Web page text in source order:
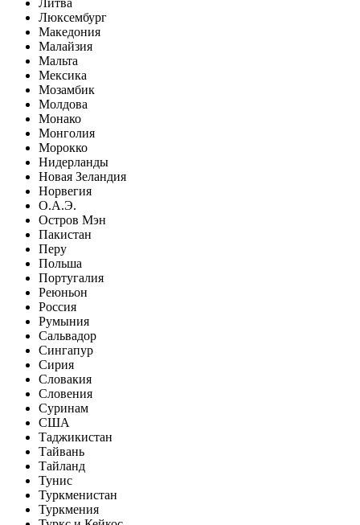
Люксембург
Македония
Малайзия
Мальта
Мексика
Мозамбик
Молдова
Монако
Монголия
Морокко
Нидерланды
Новая Зеландия
Норвегия
О.А.Э.
Остров Мэн
Пакистан
Перу
Польша
Португалия
Реюньон
Россия
Румыния
Сальвадор
Сингапур
Сирия
Словакия
Словения
Суринам
США
Таджикистан
Тайвань
Тайланд
Тунис
Туркменистан
Туркмения